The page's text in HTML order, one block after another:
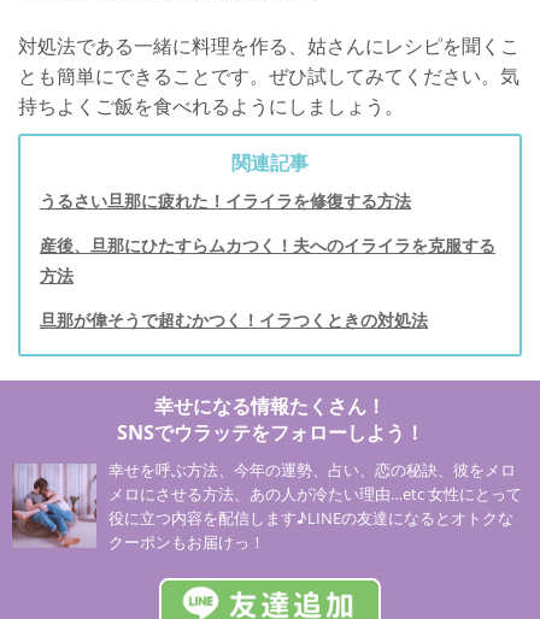
対処法である一緒に料理を作る、姑さんにレシピを聞くこ
とも簡単にできることです。ぜひ試してみてください。気
持ちよくご飯を食べれるようにしましょう。
関連記事
うるさい旦那に疲れた！イライラを修復する方法
産後、旦那にひたすらムカつく！夫へのイライラを克服する
方法
旦那が偉そうで超むかつく！イラつくときの対処法
幸せになる情報たくさん！
SNSでウラッテをフォローしよう！
幸せを呼ぶ方法、今年の運勢、占い、恋の秘訣、彼をメロ
メロにさせる方法、あの人が冷たい理由…etc 女性にとって
役に立つ内容を配信します♪LINEの友達になるとオトクな
クーポンもお届けっ！